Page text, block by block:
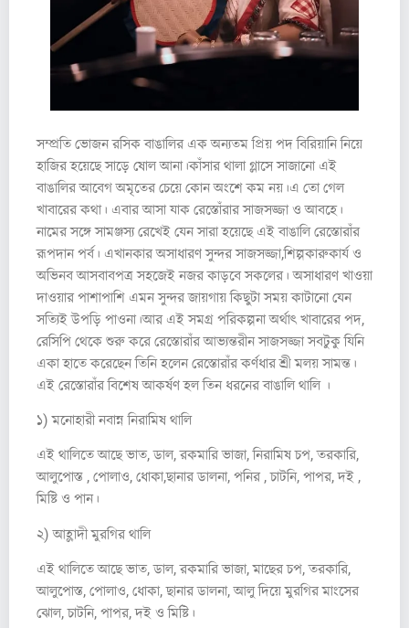
সম্প্রতি ভোজন রসিক বাঙালির এক অন্যতম প্রিয় পদ বিরিয়ানি নিয়ে
হাজির হয়েছে সাড়ে ষোল আনা।কাঁসার থালা গ্লাসে সাজানো এই
বাঙালির আবেগ অমৃতের চেয়ে কোন অংশে কম নয়।এ তো গেল
খাবারের কথা। এবার আসা যাক রেস্তোঁরার সাজসজ্জা ও আবহে।
নামের সঙ্গে সামঞ্জস্য রেখেই যেন সারা হয়েছে এই বাঙালি রেস্তোরাঁর
রূপদান পর্ব। এখানকার অসাধারণ সুন্দর সাজসজ্জা,শিল্পকারুকার্য ও
অভিনব আসবাবপত্র সহজেই নজর কাড়বে সকলের। অসাধারণ খাওয়া
দাওয়ার পাশাপাশি এমন সুন্দর জায়গায় কিছুটা সময় কাটানো যেন
সত্যিই উপড়ি পাওনা।আর এই সমগ্র পরিকল্পনা অর্থাৎ খাবারের পদ,
রেসিপি থেকে শুরু করে রেস্তোরাঁর আভ্যন্তরীন সাজসজ্জা সবটুকু যিনি
একা হাতে করেছেন তিনি হলেন রেস্তোরাঁর কর্ণধার শ্রী মলয় সামন্ত।
এই রেস্তোরাঁর বিশেষ আকর্ষণ হল তিন ধরনের বাঙালি থালি ।
১) মনোহারী নবান্ন নিরামিষ থালি
এই থালিতে আছে ভাত, ডাল, রকমারি ভাজা, নিরামিষ চপ, তরকারি,
আলুপোস্ত , পোলাও, ধোকা,ছানার ডালনা, পনির , চাটনি, পাপর, দই ,
মিষ্টি ও পান।
২) আহ্লাদী মুরগির থালি
এই থালিতে আছে ভাত, ডাল, রকমারি ভাজা, মাছের চপ, তরকারি,
আলুপোস্ত, পোলাও, ধোকা, ছানার ডালনা, আলু দিয়ে মুরগির মাংসের
ঝোল, চাটনি, পাপর, দই ও মিষ্টি।